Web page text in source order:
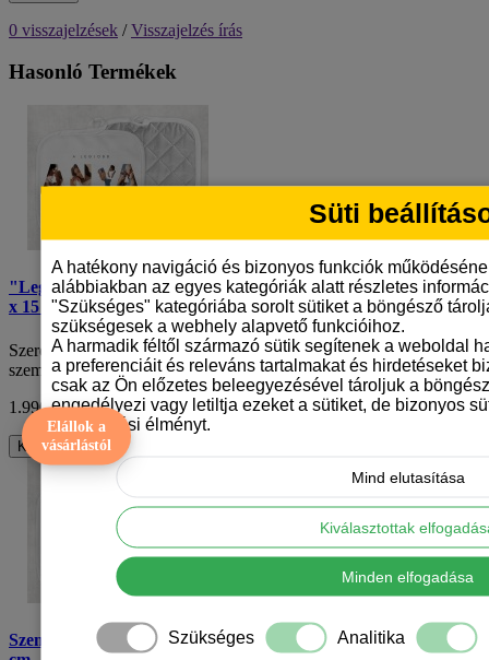
0 visszajelzések /Visszajelzés írás
Hasonló Termékek
"Legjobb Anya" személyre szabható fényképes edényfogó – 15
x 15 cm
Szerezd be a tökéletes anyák napi ajándékot ezzel a különleges,
személyre szabható edényfogóval, ame..
1.990 FtÁFA nélkül: 1.567 Ft
Kosárba
Személyre szabható anyák napi fényképes edényfogó – 15 x 15
Elállok a
vásárlástól
Süti
A hatékony navigáció és bizonyos funkciók
alábbiakban az egyes kategóriák alatt részletes
"Szükséges" kategóriába sorolt sütiket a böngésző
szükségesek a webhely alapvető funkcióihoz.
A harmadik féltől származó sütik segítenek a weboldal
a preferenciáit és releváns tartalmakat és hirdetéseket
csak az Ön előzetes beleegyezésével tároljuk a
engedélyezi vagy letiltja ezeket a sütiket, de bizonyos
böngészési élményt.
Mind elutasítása
Kiválasztottak
Minden elfogadása
Szükséges Analitika